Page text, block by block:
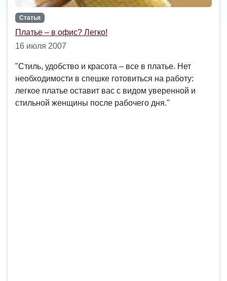
Статья
Платье – в офис? Легко!
16 июля 2007
"Стиль, удобство и красота – все в платье. Нет
необходимости в спешке готовиться на работу:
легкое платье оставит вас с видом уверенной и
стильной женщины после рабочего дня."